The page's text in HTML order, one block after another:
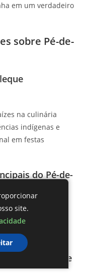
em um verdadeiro
sobre Pé-de-
na culinária
indígenas e
em festas
do Pé-de-
torrado e
textura
Pé-de-Moleque
site.